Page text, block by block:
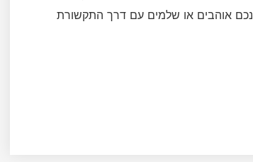
אוהבים או שלמים עם דרך התקשורת